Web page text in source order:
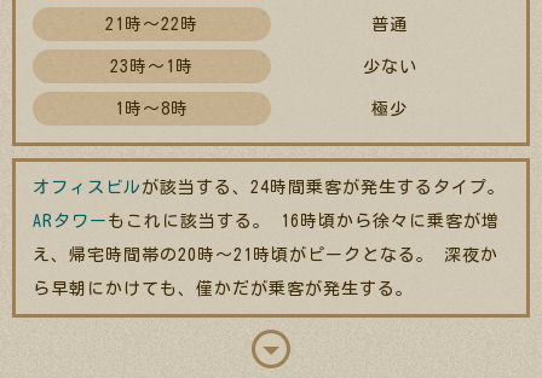
21時～22時 普通
23時～1時 少ない
1時～8時 極少
オフィスビル が該当する、24時間乗客が発生するタイプ。
ARタワー もこれに該当する。 16時頃から徐々に乗客が増
え、帰宅時間帯の20時～21時頃がピークとなる。 深夜か
ら早朝にかけても、僅かだが乗客が発生する。